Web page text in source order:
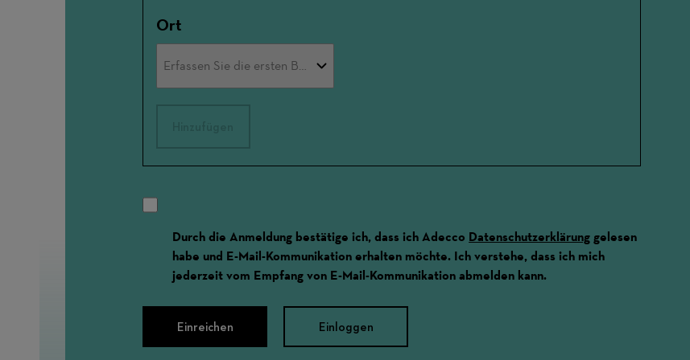
Ort
Durch die Anmeldung bestätige ich, dass ich Adecco Datenschutzerklärung gelesen
habe und E-Mail-Kommunikation erhalten möchte. Ich verstehe, dass ich mich
jederzeit vom Empfang von E-Mail-Kommunikation abmelden kann.
Einreichen Einloggen